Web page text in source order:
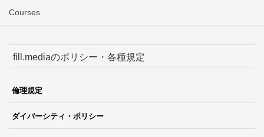
Courses
fill.mediaのポリシー・各種規定
倫理規定
ダイバーシティ・ポリシー